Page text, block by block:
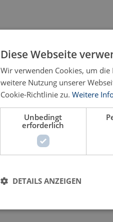
Diese Webseite
Wir verwenden Cookies, um
weitere Nutzung unserer
Cookie-Richtlinie zu. Weitere
Unbedingt
erforderlich
DETAILS ANZEIGEN